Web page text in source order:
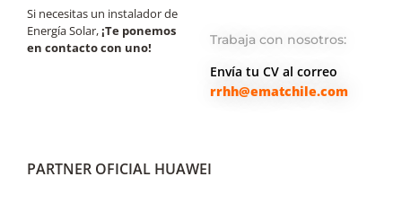
Si necesitas un instalador de
Energía Solar,¡Te ponemos
en contacto con uno!
Trabaja con nosotros:
Envía tu CV al correo
rrhh@ematchile.com
PARTNER OFICIAL HUAWEI